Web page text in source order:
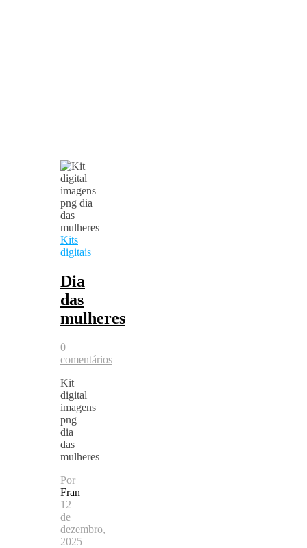
Kits
digitais
Dia
das
mulheres
0
comentários
Kit
digital
imagens
png
dia
das
mulheres
Por
Fran
12
de
dezembro,
2025